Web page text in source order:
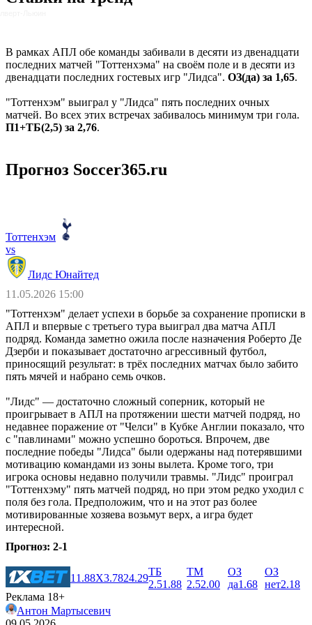
В рамках АПЛ обе команды забивали в десяти из двенадцати
последних матчей "Тоттенхэма" на своём поле и в десяти из
двенадцати последних гостевых игр "Лидса". ОЗ(да) за 1,65.
"Тоттенхэм" выиграл у "Лидса" пять последних очных
матчей. Во всех этих встречах забивалось минимум три гола.
П1+ТБ(2,5) за 2,76.
Прогноз Soccer365.ru
Тоттенхэм
vs
Лидс Юнайтед
11.05.2026 15:00
"Тоттенхэм" делает успехи в борьбе за сохранение прописки в
АПЛ и впервые с третьего тура выиграл два матча АПЛ
подряд. Команда заметно ожила после назначения Роберто Де
Дзерби и показывает достаточно агрессивный футбол,
приносящий результат: в трёх последних матчах было забито
пять мячей и набрано семь очков.
"Лидс" — достаточно сложный соперник, который не
проигрывает в АПЛ на протяжении шести матчей подряд, но
недавнее поражение от "Челси" в Кубке Англии показало, что
с "павлинами" можно успешно бороться. Впрочем, две
последние победы "Лидса" были одержаны над потерявшими
мотивацию командами из зоны вылета. Кроме того, три
игрока основы недавно получили травмы. "Лидс" проиграл
"Тоттенхэму" пять матчей подряд, но при этом редко уходил с
поля без гола. Предположим, что и на этот раз более
мотивированные хозяева возьмут верх, а игра будет
интересной.
Прогноз: 2-1
1 1.88X3.7824.29
ТБ
2.51.88
ТМ
2.52.00
ОЗ
да1.68
ОЗ
нет2.18
Реклама 18+
Антон Мартысевич